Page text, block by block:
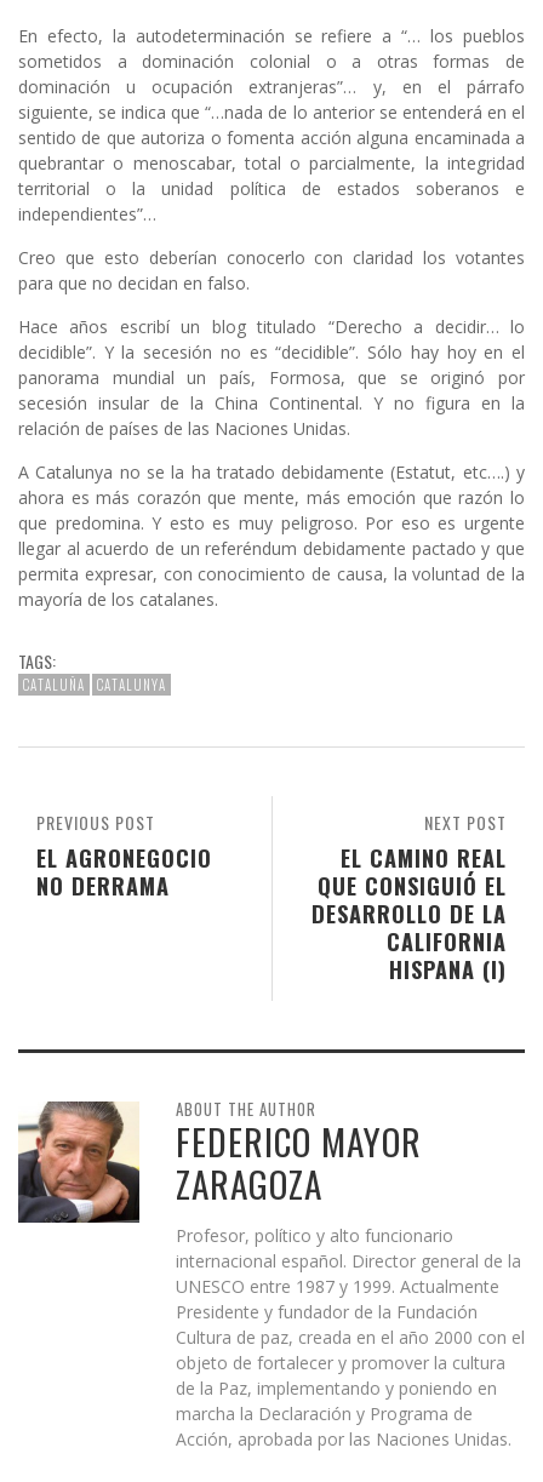
En efecto, la autodeterminación se refiere a “… los pueblos
sometidos a dominación colonial o a otras formas de
dominación u ocupación extranjeras”… y, en el párrafo
siguiente, se indica que “…nada de lo anterior se entenderá en el
sentido de que autoriza o fomenta acción alguna encaminada a
quebrantar o menoscabar, total o parcialmente, la integridad
territorial o la unidad política de estados soberanos e
independientes”…
Creo que esto deberían conocerlo con claridad los votantes
para que no decidan en falso.
Hace años escribí un blog titulado “Derecho a decidir… lo
decidible”. Y la secesión no es “decidible”. Sólo hay hoy en el
panorama mundial un país, Formosa, que se originó por
secesión insular de la China Continental. Y no figura en la
relación de países de las Naciones Unidas.
A Catalunya no se la ha tratado debidamente (Estatut, etc….) y
ahora es más corazón que mente, más emoción que razón lo
que predomina. Y esto es muy peligroso. Por eso es urgente
llegar al acuerdo de un referéndum debidamente pactado y que
permita expresar, con conocimiento de causa, la voluntad de la
mayoría de los catalanes.
TAGS:
CATALUÑA CATALUNYA
NEXT POST
EL CAMINO REAL
QUE CONSIGUIÓ EL
DESARROLLO DE LA
CALIFORNIA
HISPANA (I)
PREVIOUS POST
EL AGRONEGOCIO
NO DERRAMA
ABOUT THE AUTHOR
FEDERICO MAYOR
ZARAGOZA
Profesor, político y alto funcionario
internacional español. Director general de la
UNESCO entre 1987 y 1999. Actualmente
Presidente y fundador de la Fundación
Cultura de paz, creada en el año 2000 con el
objeto de fortalecer y promover la cultura
de la Paz, implementando y poniendo en
marcha la Declaración y Programa de
Acción, aprobada por las Naciones Unidas.